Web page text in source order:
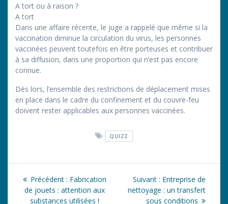
A tort ou à raison ?
A tort
Dans une affaire récente, le juge a rappelé que même si la
vaccination diminue la circulation du virus, les personnes
vaccinées peuvent toutefois en être porteuses et contribuer
à sa diffusion, dans une proportion qui n’est pas encore
connue.
Dès lors, l’ensemble des restrictions de déplacement mises
en place dans le cadre du confinement et du couvre-feu
doivent rester applicables aux personnes vaccinées.
QUIZZ
Navigation
de
Précédent : Article
précédent
:
Fabrication
de jouets : attention aux
substances utilisées !
Suivant : Article
suivant
Entreprise de
nettoyage : un transfert
sous conditions